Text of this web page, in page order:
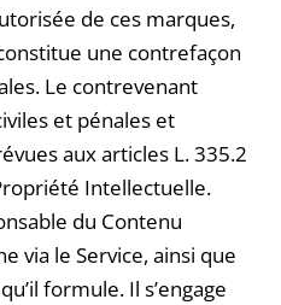
de ces marques,
une contrefaçon
Le contrevenant
et pénales et
aux articles L. 335.2
Intellectuelle.
du Contenu
via le Service, ainsi que
formule. Il s’engage